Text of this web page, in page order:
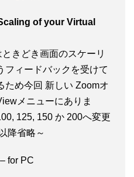
of your Virtual
きどき画面のスケーリ
フィードバックを受けて
め今回 新しい Zoomオ
メニューにありま
125, 150 か 200へ変更
降省略～
for PC